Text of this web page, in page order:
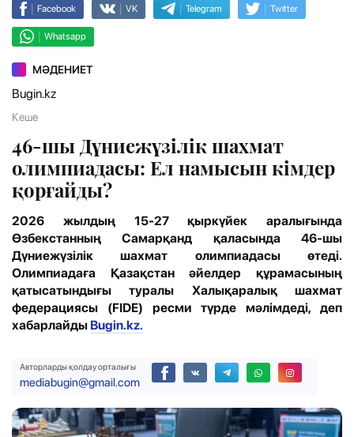
| Facebook | VK | Telegram | Twitter
| Whatsapp
МӘДЕНИЕТ
Bugin.kz
Кеше
46-шы Дүниежүзілік шахмат
олимпиадасы: Ел намысын кімдер
қорғайды?
2026 жылдың 15-27 қыркүйек аралығында
Өзбекстанның Самарқанд қаласында 46-шы
Дүниежүзілік шахмат олимпиадасы өтеді.
Олимпиадаға Қазақстан әйелдер құрамасының
қатысатындығы туралы Халықаралық шахмат
федерациясы (FIDE) ресми түрде мәлімдеді, деп
хабарлайды Bugin.kz.
Авторларды қолдау орталығы
mediabugin@gmail.com